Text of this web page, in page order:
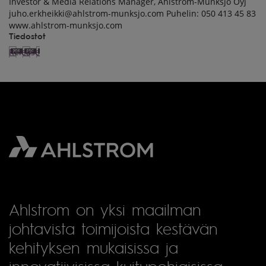
juho.erkheikki@ahlstrom-munksjo.com Puhelin: 050 413 45 83
www.ahlstrom-munksjo.com
Tiedostot
Release
Ahlstrom on yksi maailman
johtavista toimijoista kestävän
kehityksen mukaisissa ja